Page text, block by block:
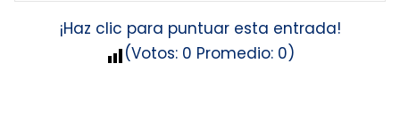
¡Haz clic para puntuar esta entrada!
(Votos: 0 Promedio: 0)